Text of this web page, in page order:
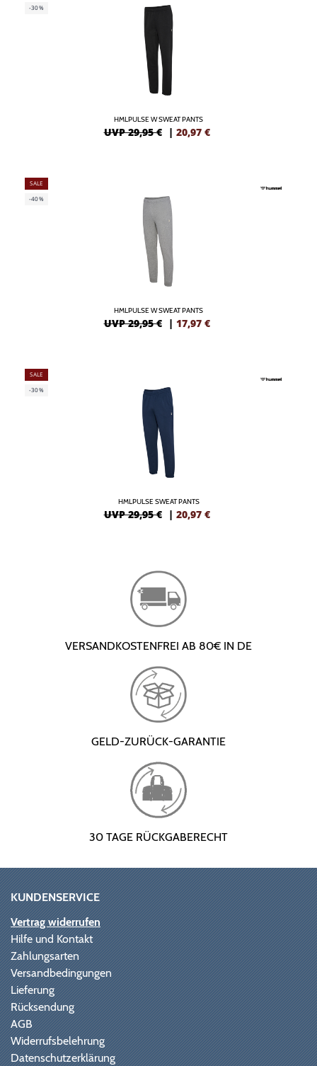
-30%
HMLPULSE W SWEAT PANTS
UVP 29,95 € | 20,97 €
SALE
-40%
HMLPULSE W SWEAT PANTS
UVP 29,95 € | 17,97 €
SALE
-30%
HMLPULSE SWEAT PANTS
UVP 29,95 € | 20,97 €
VERSANDKOSTENFREI AB 80€ IN DE
GELD-ZURÜCK-GARANTIE
30 TAGE RÜCKGABERECHT
KUNDENSERVICE
Vertrag widerrufen
Hilfe und Kontakt
Zahlungsarten
Versandbedingungen
Lieferung
Rücksendung
AGB
Widerrufsbelehrung
Datenschutzerklärung